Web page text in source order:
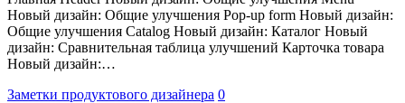
Новый дизайн: Общие улучшения Pop-up form Новый дизайн:
Общие улучшения Catalog Новый дизайн: Каталог Новый
дизайн: Сравнительная таблица улучшений Карточка товара
Новый дизайн:…
Заметки продуктового дизайнера 0